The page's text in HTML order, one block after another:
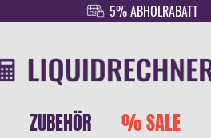
5% ABHOLRABATT
ZUBEHÖR % SALE